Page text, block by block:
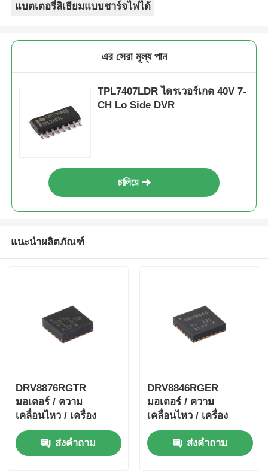
แบตเตอรี่ลิเธียมแบบชาร์จไฟได้
এর সেরা মূল্য পান
TPL7407LDR ไดรเวอร์เกต 40V 7-
CH Lo Side DVR
চালিয়ে
แนะนำผลิตภัณฑ์
DRV8876RGTR
มอเตอร์ / ความ
เคลื่อนไหว / เครื่อง
ควบคุมการจุดไฟและคน
ขับ 40-V 3.5-A H-
bridge มอเตอร์ไดรเวอร์
ส่งคำถาม
DRV8846RGER
มอเตอร์ / ความ
เคลื่อนไหว / เครื่อง
ควบคุมการจุดไฟและคน
ขับ 1.4A Bipolar Stpr
Mo Tor Driver
ส่งคำถาม